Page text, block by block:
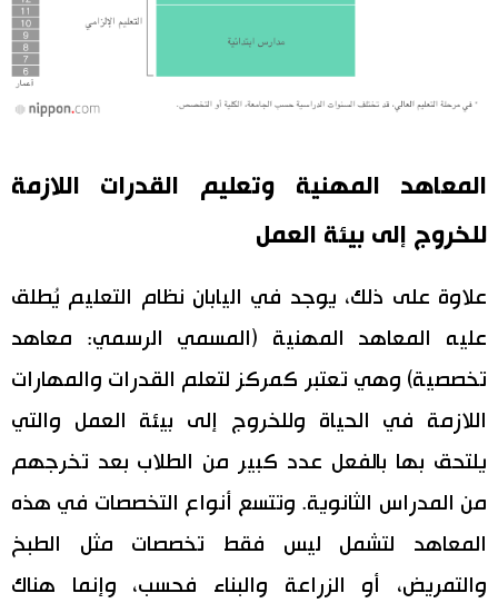
المعاهد المهنية وتعليم القدرات اللازمة
للخروج إلى بيئة العمل
علاوة على ذلك، يوجد في اليابان نظام التعليم يُطلق
عليه المعاهد المهنية (المسمي الرسمي: معاهد
تخصصية) وهي تعتبر كمركز لتعلم القدرات والمهارات
اللازمة في الحياة وللخروج إلى بيئة العمل والتي
يلتحق بها بالفعل عدد كبير من الطلاب بعد تخرجهم
من المدراس الثانوية. وتتسع أنواع التخصصات في هذه
المعاهد لتشمل ليس فقط تخصصات مثل الطبخ
والتمريض، أو الزراعة والبناء فحسب، وإنما هناك